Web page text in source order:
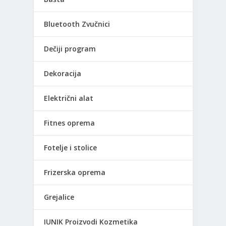
Bluetooth Zvučnici
Dečiji program
Dekoracija
Električni alat
Fitnes oprema
Fotelje i stolice
Frizerska oprema
Grejalice
IUNIK Proizvodi Kozmetika